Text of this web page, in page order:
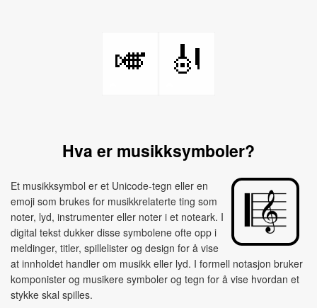
🎺 🎻
Hva er musikksymboler?
Et musikksymbol er et Unicode-tegn eller en
emoji som brukes for musikkrelaterte ting som
noter, lyd, instrumenter eller noter i et noteark. I
digital tekst dukker disse symbolene ofte opp i
meldinger, titler, spillelister og design for å vise
at innholdet handler om musikk eller lyd. I formell notasjon bruker
komponister og musikere symboler og tegn for å vise hvordan et
stykke skal spilles.